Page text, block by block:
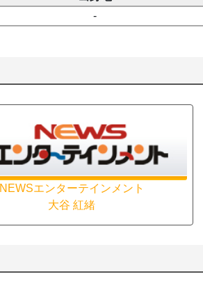
-
NEWSエンターテインメント
大谷 紅緒